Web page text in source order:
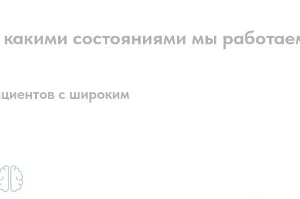
состояниями мы
с широким